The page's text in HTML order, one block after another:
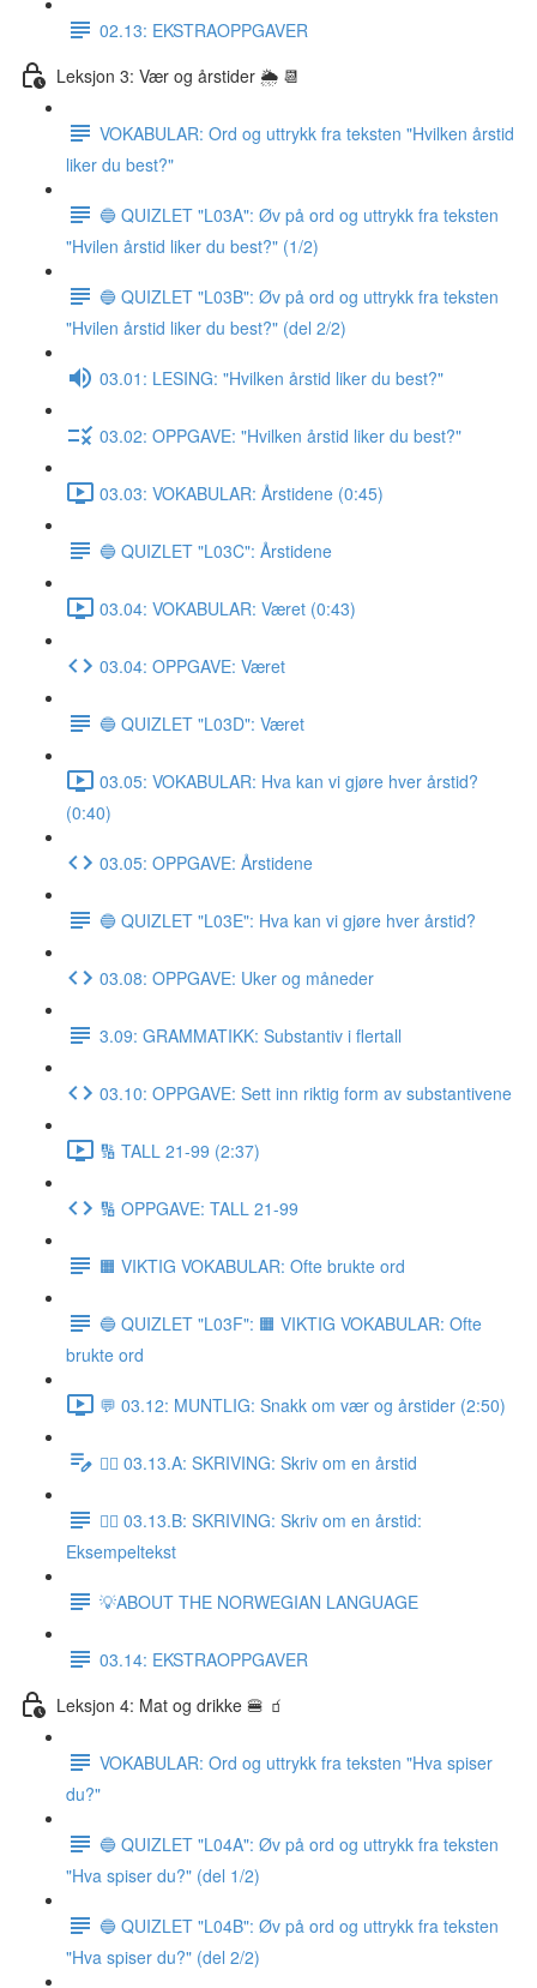
02.13: EKSTRAOPPGAVER
Leksjon 3: Vær og årstider 🌦 📆
VOKABULAR: Ord og uttrykk fra teksten "Hvilken årstid
liker du best?"
🔵 QUIZLET "L03A": Øv på ord og uttrykk fra teksten
"Hvilen årstid liker du best?" (1/2)
🔵 QUIZLET "L03B": Øv på ord og uttrykk fra teksten
"Hvilen årstid liker du best?" (del 2/2)
03.01: LESING: "Hvilken årstid liker du best?"
03.02: OPPGAVE: "Hvilken årstid liker du best?"
03.03: VOKABULAR: Årstidene (0:45)
🔵 QUIZLET "L03C": Årstidene
03.04: VOKABULAR: Været (0:43)
03.04: OPPGAVE: Været
🔵 QUIZLET "L03D": Været
03.05: VOKABULAR: Hva kan vi gjøre hver årstid?
(0:40)
03.05: OPPGAVE: Årstidene
🔵 QUIZLET "L03E": Hva kan vi gjøre hver årstid?
03.08: OPPGAVE: Uker og måneder
3.09: GRAMMATIKK: Substantiv i flertall
03.10: OPPGAVE: Sett inn riktig form av substantivene
🔢 TALL 21-99 (2:37)
🔢 OPPGAVE: TALL 21-99
🟧 VIKTIG VOKABULAR: Ofte brukte ord
🔵 QUIZLET "L03F": 🟧 VIKTIG VOKABULAR: Ofte
brukte ord
💬 03.12: MUNTLIG: Snakk om vær og årstider (2:50)
✍🏼 03.13.A: SKRIVING: Skriv om en årstid
✍🏼 03.13.B: SKRIVING: Skriv om en årstid:
Eksempeltekst
💡ABOUT THE NORWEGIAN LANGUAGE
03.14: EKSTRAOPPGAVER
Leksjon 4: Mat og drikke 🍔 🧃
VOKABULAR: Ord og uttrykk fra teksten "Hva spiser
du?"
🔵 QUIZLET "L04A": Øv på ord og uttrykk fra teksten
"Hva spiser du?" (del 1/2)
🔵 QUIZLET "L04B": Øv på ord og uttrykk fra teksten
"Hva spiser du?" (del 2/2)